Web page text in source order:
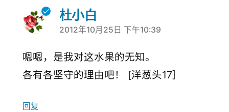
杜小白
说：
2012年10月25日 下午10:39
嗯嗯，是我对这水果的无知。
各有各坚守的理由吧！ [洋葱头17]
回复